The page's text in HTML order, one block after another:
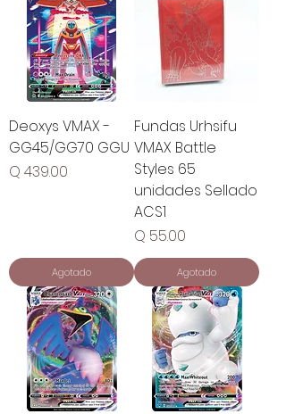
Deoxys VMAX -
GG45/GG70 GGU
Precio
Q 439.00
Agotado
Fundas Urhsifu
VMAX Battle
Styles 65
unidades Sellado
ACS1
Precio
Q 55.00
Agotado